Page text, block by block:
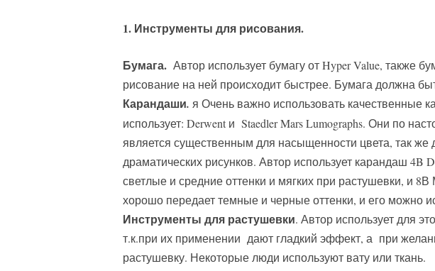
1. Инструменты для рисования.
Бумага.Автор использует бумагу от Hyper Value, также
рисование на ней происходит быстрее. Бумага должна
Карандаши. я Очень важно использовать качественные
использует: Derwent и Staedler Mars Lumographs. Они по
является существенным для насыщенности цвета, так
драматических рисунков. Автор использует карандаш 4B
светлые и средние оттенки и мягких при растушевки, и
хорошо передает темные и черные оттенки, и его можно
Инструменты для растушевки. Автор использует для
т.к.при их применении дают гладкий эффект, а при
растушевку. Некоторые люди используют вату или ткань.